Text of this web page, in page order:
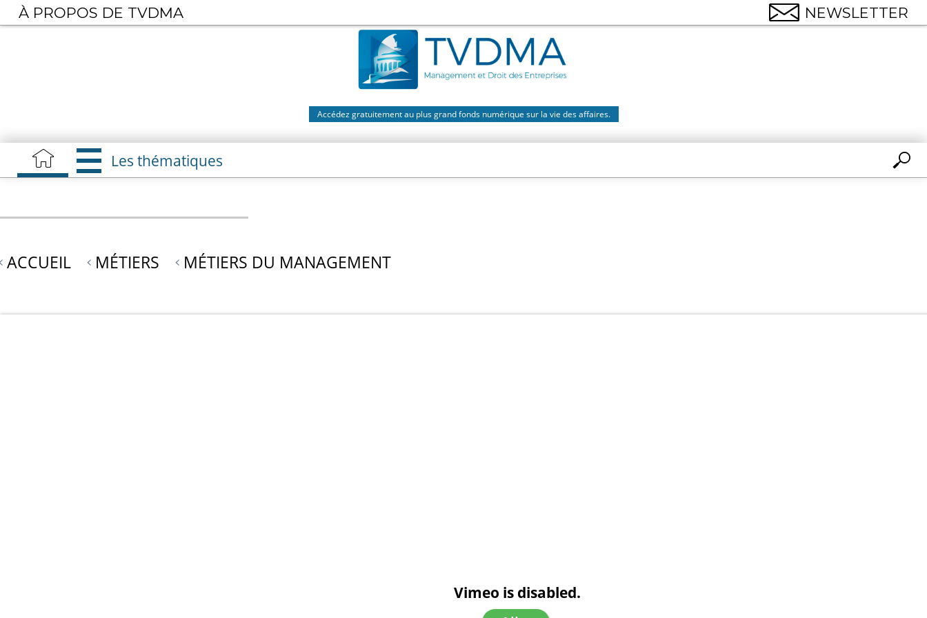
Aller
au
Accédez gratuitement au plus grand fonds numérique sur la vie des affaires.
Les thématiques
ACCUEIL MÉTIERS MÉTIERS DU MANAGEMENT
Vimeo is disabled.
À PROPOS DE TVDMA NEWSLETTER